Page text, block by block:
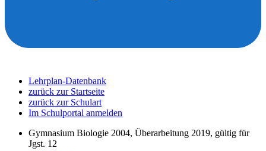
Lehrplan-Datenbank
zurück zur Startseite
zurück zur Schulart
Im Schulportal anmelden
Gymnasium Biologie 2004, Überarbeitung 2019, gültig für
Jgst. 12